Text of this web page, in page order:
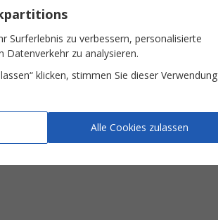
   
Surferlebnis zu verbessern, personalisierte
Datenverkehr zu analysieren.
klicken, stimmen Sie dieser Verwendung
Alle Cookies zulassen